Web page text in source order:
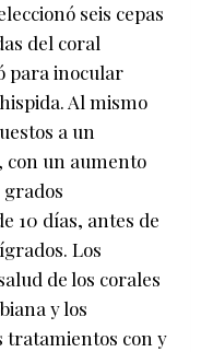
seis cepas
del coral
para inocular
Al mismo
a un
un aumento
10 días, antes de
Los
de los corales
y los
tratamientos con y